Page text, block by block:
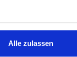
Alle zulassen